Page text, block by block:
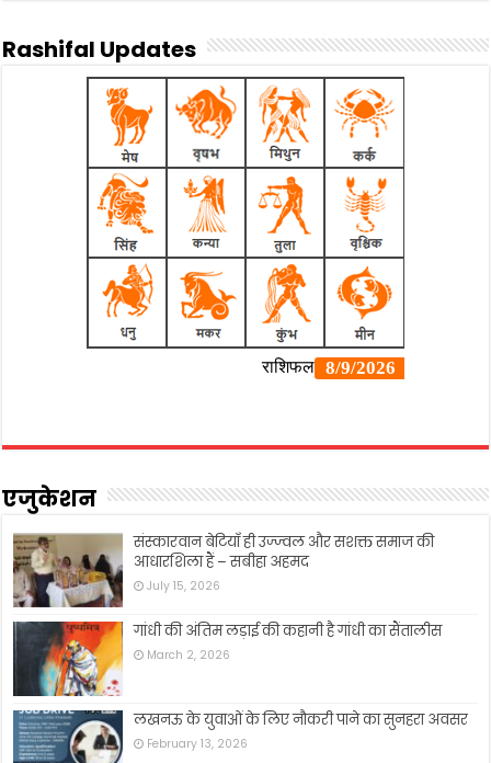
Rashifal Updates
एजुकेशन
संस्कारवान बेटियाँ ही उज्ज्वल और सशक्त समाज की
आधारशिला हैं – सबीहा अहमद
July 15, 2026
गांधी की अंतिम लड़ाई की कहानी है गांधी का सैंतालीस
March 2, 2026
लखनऊ के युवाओं के लिए नौकरी पाने का सुनहरा अवसर
February 13, 2026